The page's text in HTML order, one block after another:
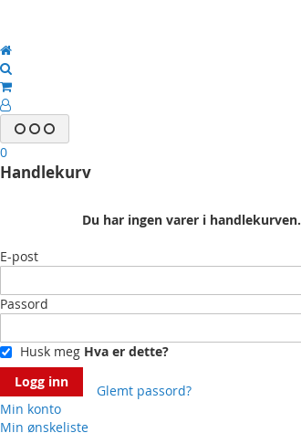
0
Handlekurv
Du har ingen varer i handlekurven.
E-post
Passord
Husk meg Hva er dette?
Logg inn
Glemt passord?
Min konto
Min ønskeliste